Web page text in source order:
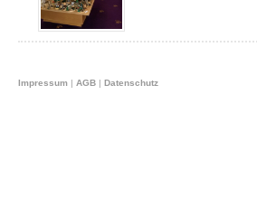
Impressum | AGB | Datenschutz